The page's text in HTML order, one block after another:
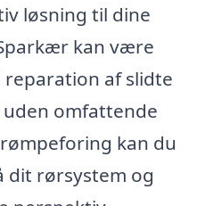
løsning til dine
kan være
af slidte
omfattende
kan du
rørsystem og